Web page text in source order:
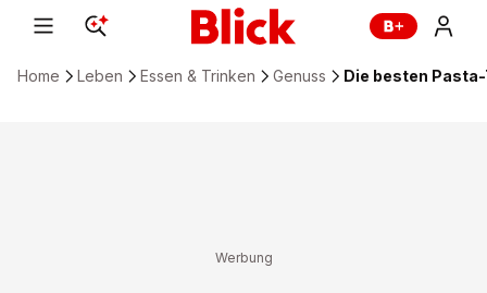
Home Leben Essen & Trinken Genuss Die besten